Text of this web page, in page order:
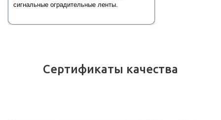
сигнальные оградительные ленты.
Сертификаты качества